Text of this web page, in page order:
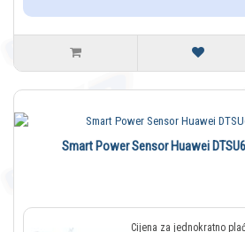
Smart Power Sensor Huawei